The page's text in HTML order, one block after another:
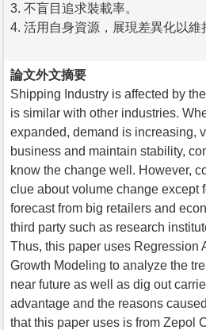
3. 不盲目追求裝載率。
4. 活用自身資源，展現差異化以維
論文外文摘要
Shipping Industry is affected by
is similar with other industries.
expanded, demand is increasing,
business and maintain stability,
know the change well. However,
clue about volume change except
forecast from big retailers and
third party such as research
Thus, this paper uses Regression
Growth Modeling to analyze the
near future as well as dig out
advantage and the reasons
that this paper uses is from Zepol